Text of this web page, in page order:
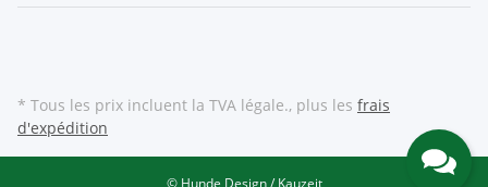
* Tous les prix incluent la TVA légale., plus les frais
d'expédition
© Hunde Design / Kauzeit